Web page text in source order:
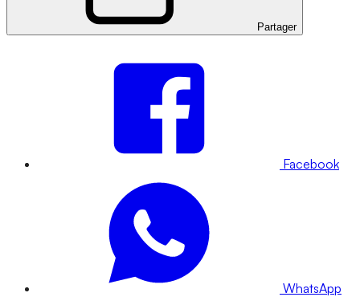
Partager
Facebook
WhatsApp